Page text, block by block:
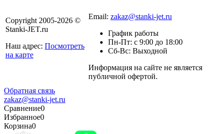
Copyright 2005-2026 ©
Stanki-JET.ru
Наш адрес: Посмотреть
на карте
Email: zakaz@stanki-jet.ru
График работы
Пн-Пт: с 9:00 до 18:00
Сб-Вс: Выходной
Информация на сайте не является
публичной офертой.
Обратная связь
zakaz@stanki-jet.ru
Сравнение0
Избранное0
Корзина0